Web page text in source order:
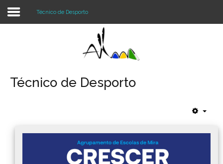
Register
Alunos e Pais
Técnico de Desporto
Técnico de Desporto